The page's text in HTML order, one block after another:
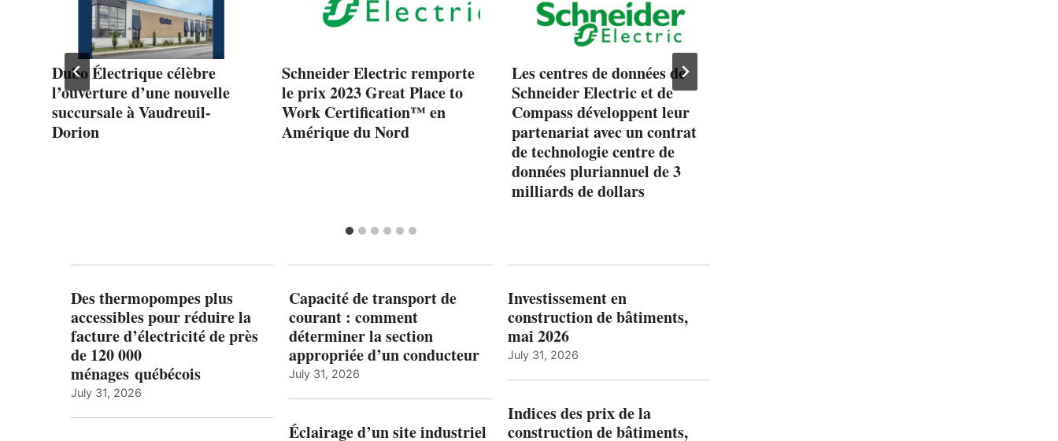
Dubo Électrique célèbre
l’ouverture d’une nouvelle
succursale à Vaudreuil-
Dorion
Schneider Electric remporte
le prix 2023 Great Place to
Work Certification™ en
Amérique du Nord
Les centres de données de
Schneider Electric et de
Compass développent leur
partenariat avec un contrat
de technologie centre de
données pluriannuel de 3
milliards de dollars
Des thermopompes plus
accessibles pour réduire la
facture d’électricité de près
de 120 000
ménages québécois
July 31, 2026
Capacité de transport de
courant : comment
déterminer la section
appropriée d’un conducteur
July 31, 2026
Éclairage d’un site industriel
Investissement en
construction de bâtiments,
mai 2026
July 31, 2026
Indices des prix de la
construction de bâtiments,